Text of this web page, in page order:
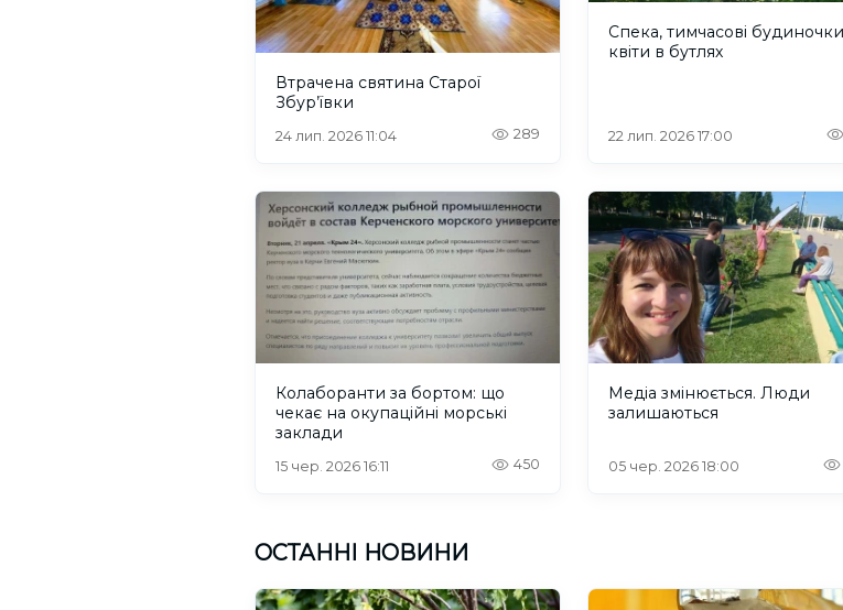
Втрачена святина Старої
Збур’ївки
24 лип. 2026 11:04 289
Спека, тимчасові
квіти в бутлях
22 лип. 2026 17:00
Колаборанти за бортом: що
чекає на окупаційні морські
заклади
15 чер. 2026 16:11 450
Медіа змінюється. Люди
залишаються
05 чер. 2026 18:00
ОСТАННІ НОВИНИ